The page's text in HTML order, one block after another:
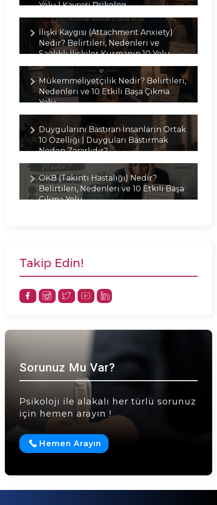
Yolu | Kayseri Psikolog
İlişki Kaygısı (Attachment Anxiety)
Nedir? Belirtileri, Nedenleri ve
Sağlıklı İlişkiler Kurmanın 10 Yolu
Mükemmeliyetçilik Nedir? Belirtileri,
Nedenleri ve 10 Etkili Başa Çıkma
Yolu
Duygularını Bastıran İnsanların Ortak
10 Özelliği | Duyguları Bastırmak
Neden Zararlıdır?
OKB (Takıntı Hastalığı) Nedir?
Belirtileri, Nedenleri ve 10 Etkili Başa
Çıkma Yolu
Takip Edin!
Sorunuz Mu Var?
Psikoloji ile alakalı her türlü sorunuz
için hemen arayın !
Hemen Arayın